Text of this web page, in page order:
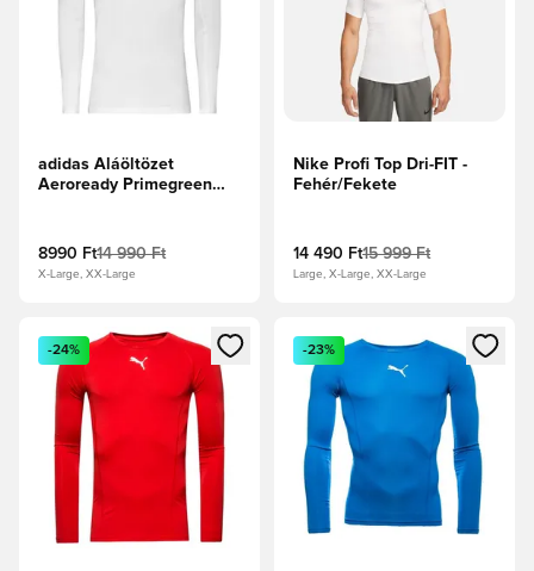
adidas Aláöltözet
Aeroready Primegreen
8990 Ft14 990 Ft
X-Large, XX-Large
Nike Profi Top Dri-FIT -
Fehér/Fekete
14 490 Ft15 999 Ft
Large, X-Large, XX-Large
Megnyit egy modált a bejelentkezéshez vagy a tagként
-24%
Megnyit egy modált a
-23%